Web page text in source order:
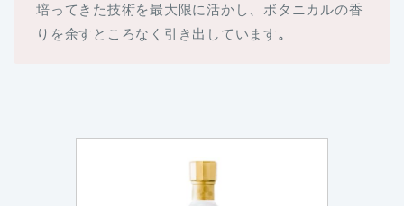
培ってきた技術を最大限に活かし、ボタニカルの香
りを余すところなく引き出しています。